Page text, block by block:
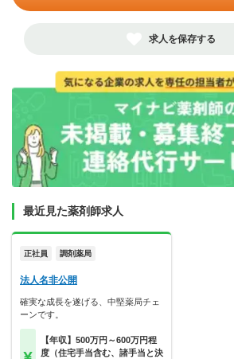
求人を保存する
最近見た薬剤師求人
正社員 調剤薬局
法人名非公開
確実な成長を遂げる、中堅薬局チェ
ーンです。
【年収】500万円～600万円程
度（住宅手当含む、諸手当と決